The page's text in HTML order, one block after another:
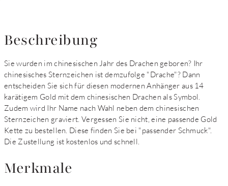
Beschreibung
Sie wurden im chinesischen Jahr des Drachen geboren? Ihr
chinesisches Sternzeichen ist demzufolge "Drache"? Dann
entscheiden Sie sich für diesen modernen Anhänger aus 14
karätigem Gold mit dem chinesischen Drachen als Symbol.
Zudem wird Ihr Name nach Wahl neben dem chinesischen
Sternzeichen graviert. Vergessen Sie nicht, eine passende Gold
Kette zu bestellen. Diese finden Sie bei "passender Schmuck".
Die Zustellung ist kostenlos und schnell.
Merkmale